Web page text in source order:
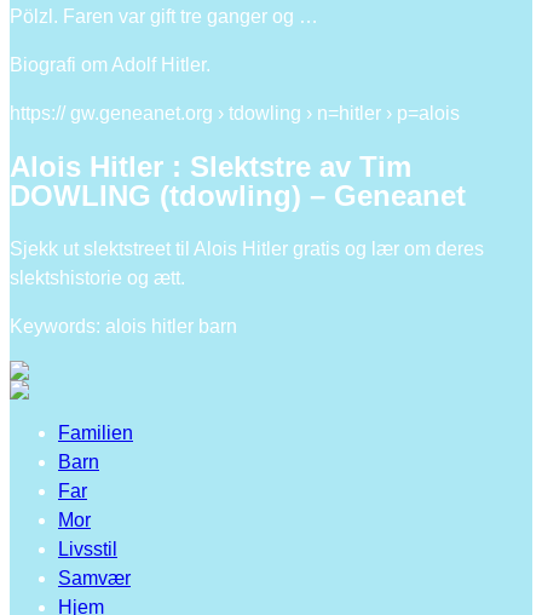
Pölzl. Faren var gift tre ganger og …
Biografi om Adolf Hitler.
https:// gw.geneanet.org › tdowling › n=hitler › p=alois
Alois Hitler : Slektstre av Tim
DOWLING (tdowling) – Geneanet
Sjekk ut slektstreet til Alois Hitler gratis og lær om deres
slektshistorie og ætt.
Keywords: alois hitler barn
Familien
Barn
Far
Mor
Livsstil
Samvær
Hjem